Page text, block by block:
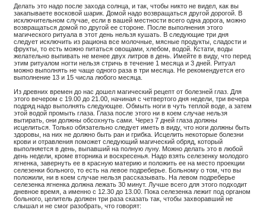
Делать это надо после захода солнца, и так, чтобы никто не видел, как вы
закапываете восковой шарик. Домой надо возвращаться другой дорогой. В
исключительном случае, если в вашей местности всего одна дорога, можно
возвращаться домой по другой ее стороне. После выполнения этого
магического ритуала в этот день нельзя кушать. В следующие три дня
следует исключить из рациона все молочные, мясные продукты, сладости и
фрукты, то есть можно питаться овощами, хлебом, водой. Кстати, воды
желательно выпивать не менее двух литров в день. Имейте в виду, что перед
этим ритуалом ногти нельзя стричь в течение 1 месяца и 3 дней. Ритуал
можно выполнять не чаще одного раза в три месяца. Не рекомендуется его
выполнение 13 и 15 числа любого месяца.
Из древних времен до нас дошел магический рецепт от болезней глаз. Для
этого вечером с 19.00 до 21.00, начиная с четвертого дня недели, три вечера
подряд надо выполнять следующее. Обмыть ноги в чуть теплой воде, а затем
этой водой промыть глаза. Глаза после этого ни в коем случае нельзя
вытирать, они должны обсохнуть сами. Через 7 дней глаза должны
исцелиться. Только обязательно следует иметь в виду, что ноги должны быть
здоровы, на них не должно быть ран и грибка. Исцелить некоторые болезни
крови и отравления поможет следующий магический обряд, который
выполняется в день, выпавший на полную луну. Можно делать это в любой
день недели, кроме вторника и воскресенья. Надо взять селезенку молодого
ягненка, завернуть ее в красную материю и положить ее на место проекции
селезенки больного, то есть на левое подреберье. Больному о том, что вы
положили, ни в коем случае нельзя рассказывать. На левом подреберье
селезенка ягненка должна лежать 30 минут. Лучше всего для этого подходит
дневное время, а именно с 12.30 до 13.00. Пока селезенка лежит под органом
больного, целитель должен три раза сказать так, чтобы захворавший не
слышал и не смог разобрать, что говорят: